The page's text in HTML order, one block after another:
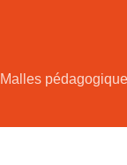
Malles